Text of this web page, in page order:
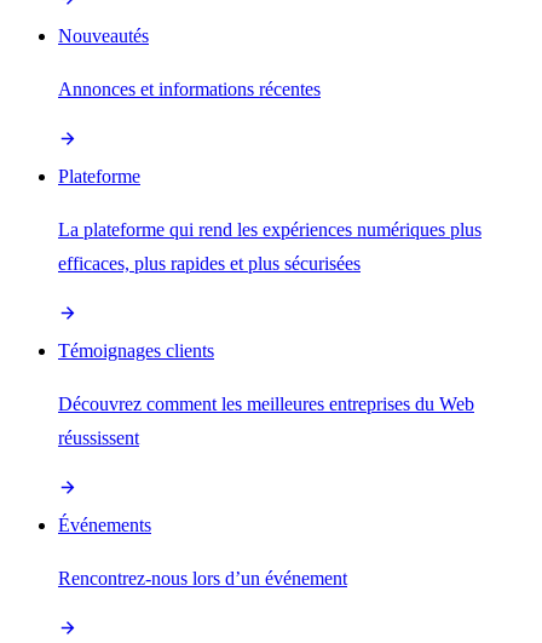
Nouveautés
Annonces et informations récentes
Plateforme
La plateforme qui rend les expériences numériques plus
efficaces, plus rapides et plus sécurisées
Témoignages clients
Découvrez comment les meilleures entreprises du Web
réussissent
Événements
Rencontrez-nous lors d’un événement